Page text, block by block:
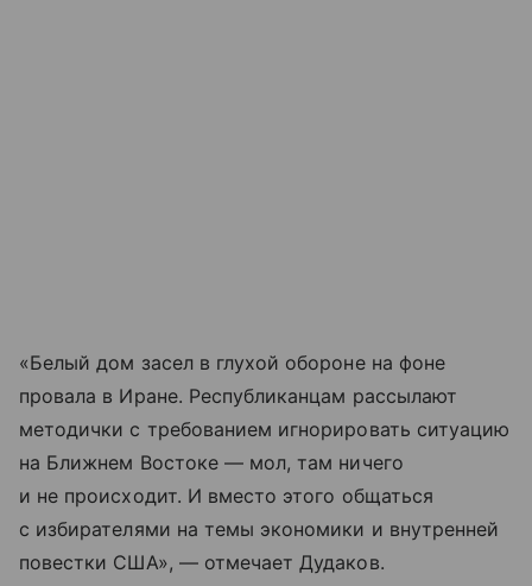
«Белый дом засел в глухой обороне на фоне
провала в Иране. Республиканцам рассылают
методички с требованием игнорировать ситуацию
на Ближнем Востоке — мол, там ничего
и не происходит. И вместо этого общаться
с избирателями на темы экономики и внутренней
повестки США», — отмечает Дудаков.